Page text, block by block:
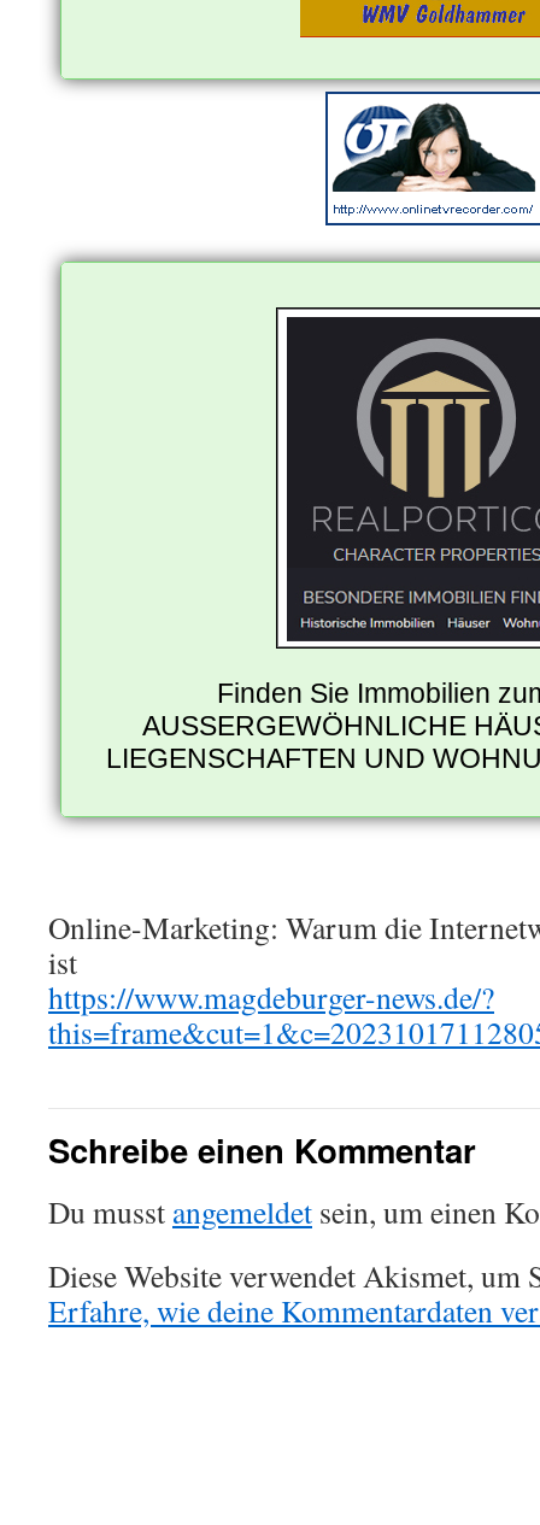
Finden Sie Immobilien
AUSSERGEWÖHNLICHE
LIEGENSCHAFTEN UND
Online-Marketing: Warum die
ist
https://www.magdeburger-news.de/?
Schreibe einen Kommentar
Du musst angemeldet sein, um einen
Diese Website verwendet Akismet, um
Erfahre, wie deine Kommentardaten